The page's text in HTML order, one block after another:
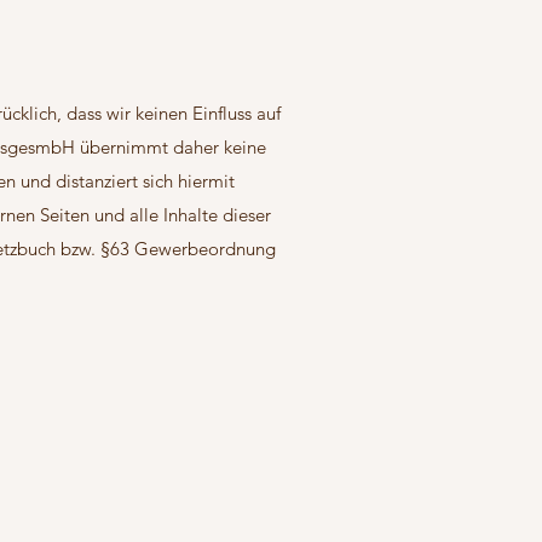
dass wir keinen Einfluss auf
übernimmt daher keine
und distanziert sich hiermit
Seiten und alle Inhalte dieser
bzw. §63 Gewerbeordnung